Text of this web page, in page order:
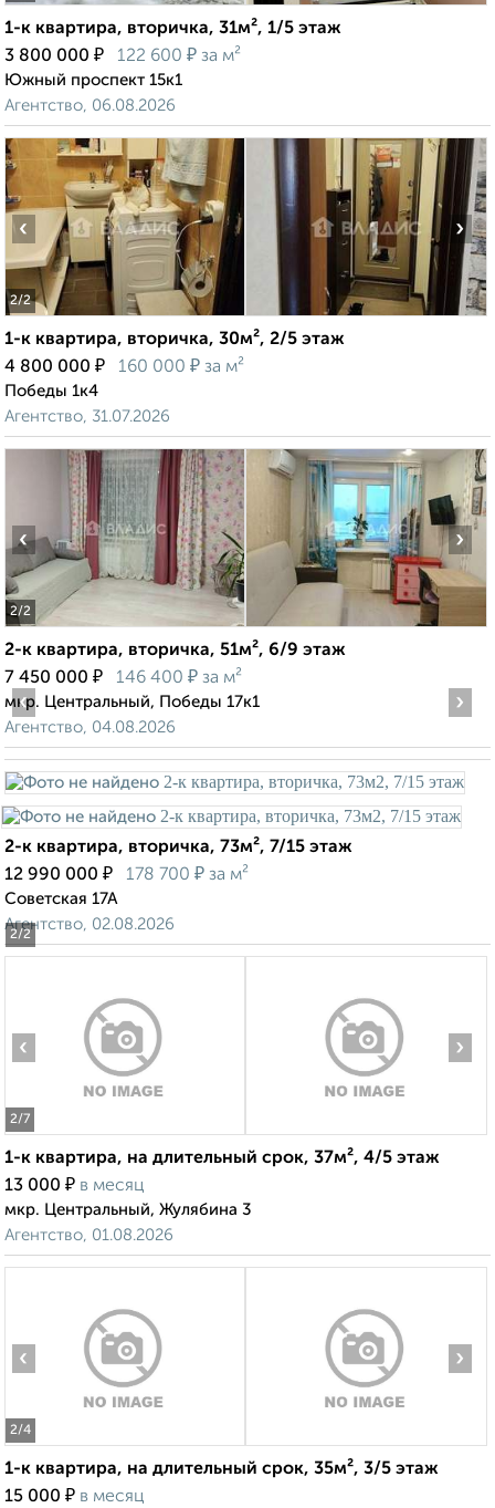
1-к квартира, вторичка, 31м², 1/5 этаж
3 800 000 ₽ 122 600 ₽ за м²
Южный проспект 15к1
Агентство, 06.08.2026
2/2
‹ ›
1-к квартира, вторичка, 30м², 2/5 этаж
4 800 000 ₽ 160 000 ₽ за м²
Победы 1к4
Агентство, 31.07.2026
2/2
‹ ›
2-к квартира, вторичка, 51м², 6/9 этаж
7 450 000 ₽ 146 400 ₽ за м²
мкр. Центральный, Победы 17к1
Агентство, 04.08.2026
2/2
‹ ›
2-к квартира, вторичка, 73м², 7/15 этаж
12 990 000 ₽ 178 700 ₽ за м²
Советская 17А
Агентство, 02.08.2026
2/7
‹ ›
1-к квартира, на длительный срок, 37м², 4/5 этаж
13 000 ₽ в месяц
мкр. Центральный, Жулябина 3
Агентство, 01.08.2026
2/4
‹ ›
1-к квартира, на длительный срок, 35м², 3/5 этаж
15 000 ₽ в месяц